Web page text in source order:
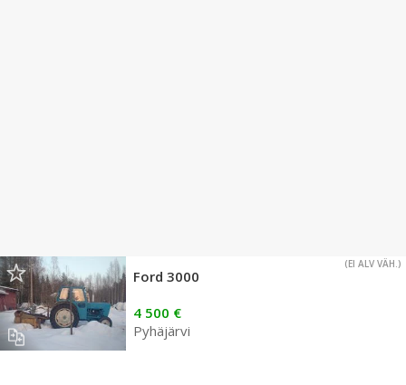
(EI ALV VÄH.)
Ford 3000
4 500 €
Pyhäjärvi